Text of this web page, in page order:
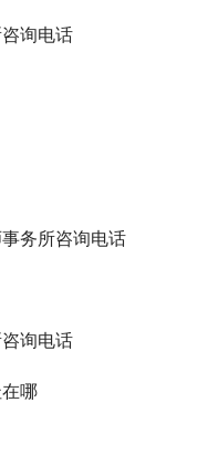
询电话
务所咨询电话
询电话
哪